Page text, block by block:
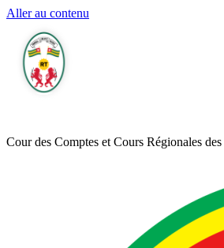
Aller au contenu
Cour des Comptes et Cours Régionales